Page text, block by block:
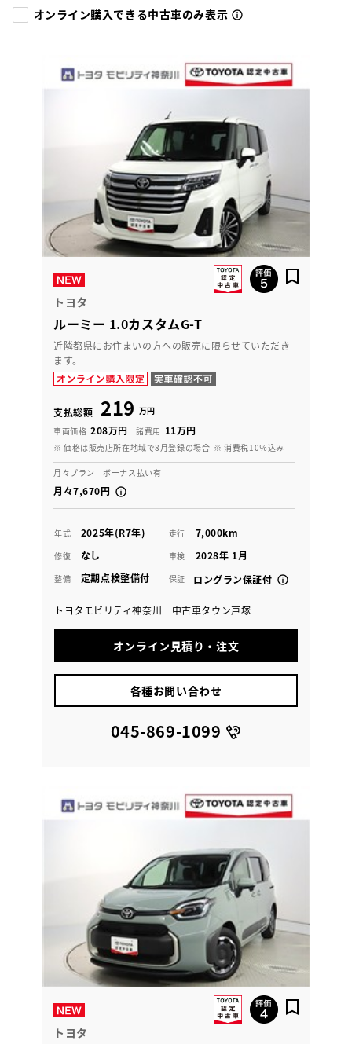
オンライン購入できる中古車のみ表示
トヨタ
ルーミー 1.0カスタムG-T
近隣都県にお住まいの方への販売に限らせていただき
ます。
支払総額 219 万円
車両価格 208万円 諸費用 11万円
※ 価格は販売店所在地域で8月登録の場合 ※ 消費税10％込み
月々プラン ボーナス払い有
月々7,670円
年式 2025年(R7年) 走行 7,000km
修復 なし 車検 2028年 1月
整備 定期点検整備付 保証 ロングラン保証付
トヨタモビリティ神奈川 中古車タウン戸塚
オンライン見積り・注文
各種お問い合わせ
045-869-1099
トヨタ